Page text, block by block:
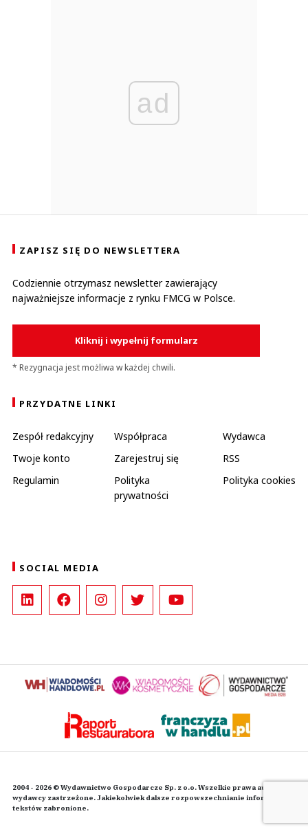
ad
ZAPISZ SIĘ DO NEWSLETTERA
Codziennie otrzymasz newsletter zawierający
najważniejsze informacje z rynku FMCG w Polsce.
Kliknij i wypełnij formularz
* Rezygnacja jest możliwa w każdej chwili.
PRZYDATNE LINKI
Zespół redakcyjny Współpraca
Wydawca
Twoje konto
Zarejestruj się
RSS
Regulamin
Polityka
prywatności
Polityka cookies
SOCIAL MEDIA
2004 - 2026 © Wydawnictwo Gospodarcze Sp. z o.o. Wszelkie prawa autorskie
wydawcy zastrzeżone. Jakiekolwiek dalsze rozpowszechnianie informacji i
tekstów zabronione.